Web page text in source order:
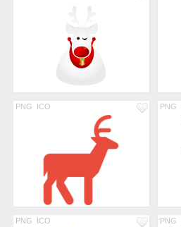
PNG ICO PNG
PNG ICO PNG